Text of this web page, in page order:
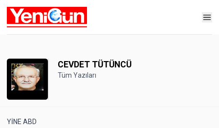
CEVDET TÜTÜNCÜ
Tüm Yazıları
YİNE ABD